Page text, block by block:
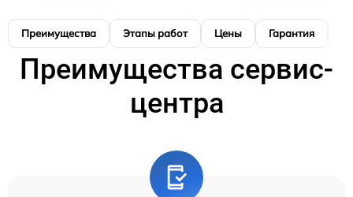
Преимущества Этапы работ Цены Гарантия
Преимущества сервис-
центра